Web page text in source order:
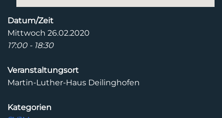
Datum/Zeit
Mittwoch 26.02.2020
17:00 - 18:30
Veranstaltungsort
Martin-Luther-Haus Deilinghofen
Kategorien